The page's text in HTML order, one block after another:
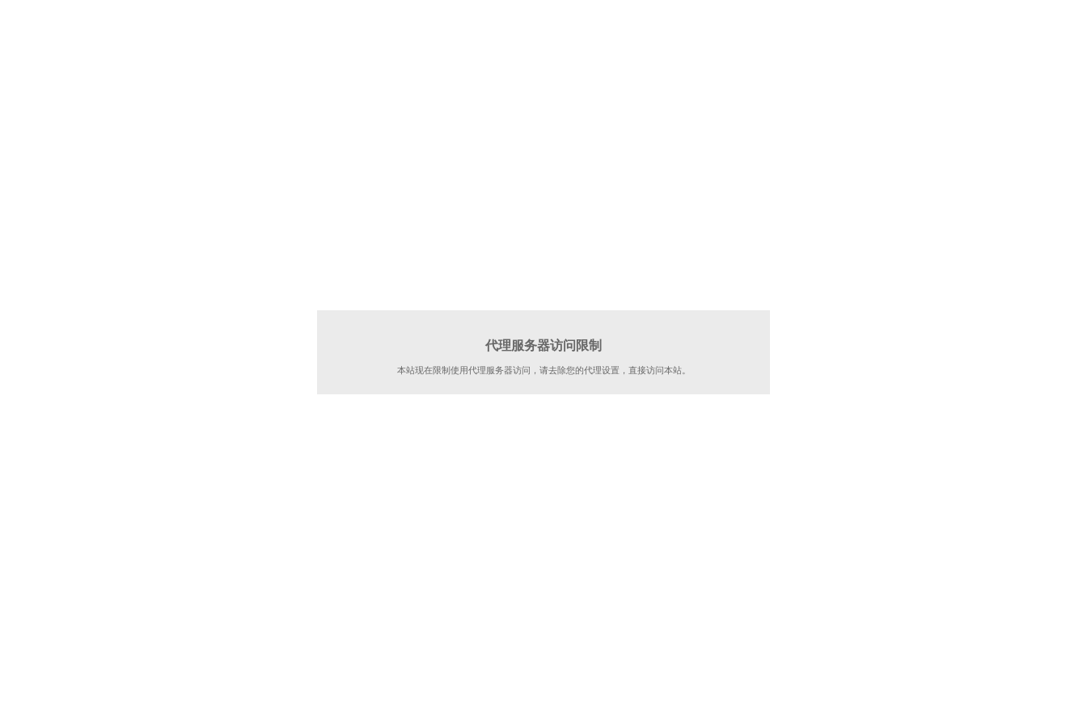
代理服务器访问限制
本站现在限制使用代理服务器访问，请去除您的代理设置，直接访问本站。